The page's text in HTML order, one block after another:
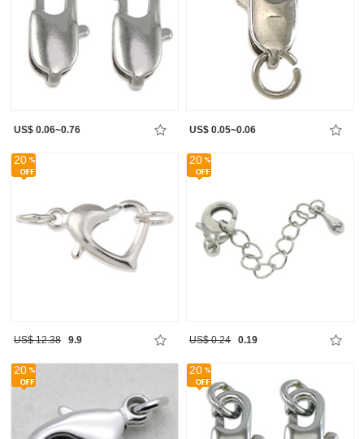
US$ 0.06~0.76 US$ 0.05~0.06
20
US$ 12.38 9.9
20
US$ 0.24 0.19
20 20